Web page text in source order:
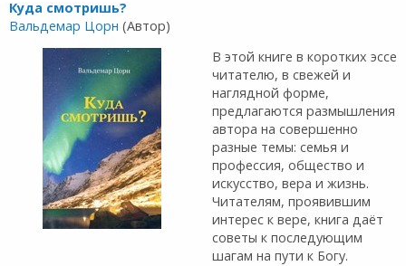
Куда смотришь?
Вальдемар Цорн (Автор)
В этой книге в коротких эссе
читателю, в свежей и
наглядной форме,
предлагаются размышления
автора на совершенно
разные темы: семья и
профессия, общество и
искусство, вера и жизнь.
Читателям, проявившим
интерес к вере, книга даёт
советы к последующим
шагам на пути к Богу.